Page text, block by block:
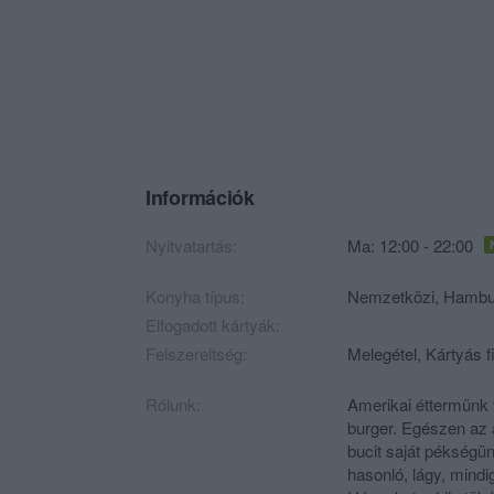
Információk
Nyitvatartás: Ma: 12:00 - 22:00
Konyha típus: Nemzetközi,
Elfogadott kártyák:
Felszereltség:
Melegétel, Kártyás
Rólunk:
Amerikai
burger. Egészen
bucit saját
hasonló, lágy,